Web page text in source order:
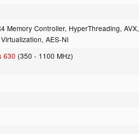
Memory Controller, HyperThreading, AVX,
AES-NI
630 (350 - 1100 MHz)